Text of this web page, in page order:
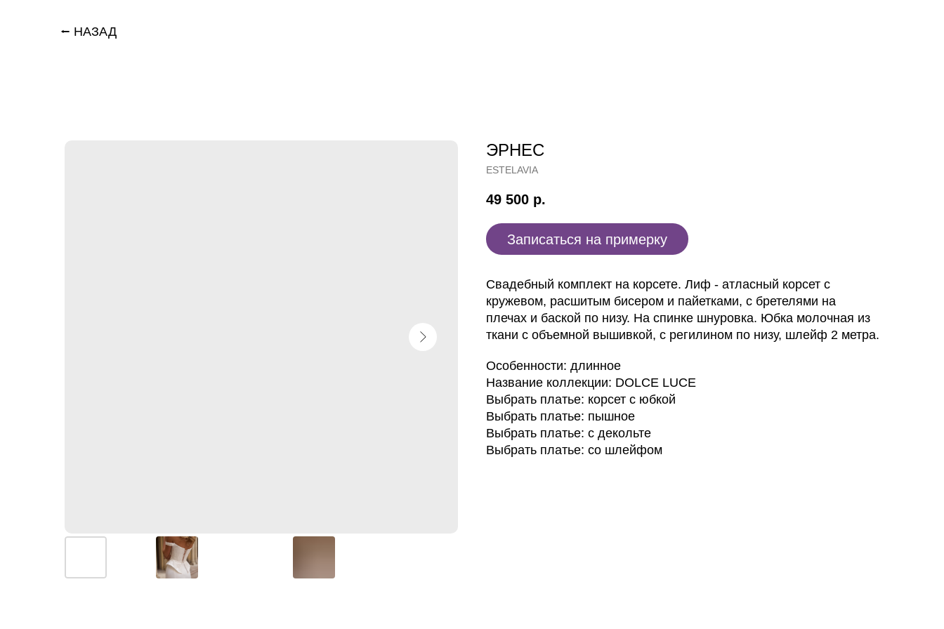
⭠ НАЗАД
ЭРНЕС
ESTELAVIA
49 500 р.
Записаться на примерку
Свадебный комплект на корсете. Лиф - атласный корсет с
кружевом, расшитым бисером и пайетками, с бретелями на
плечах и баской по низу. На спинке шнуровка. Юбка молочная из
ткани с объемной вышивкой, с регилином по низу, шлейф 2 метра.
Особенности: длинное
Название коллекции: DOLCE LUCE
Выбрать платье: корсет с юбкой
Выбрать платье: пышное
Выбрать платье: с декольте
Выбрать платье: со шлейфом